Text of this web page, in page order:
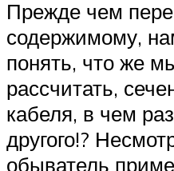
Прежде чем
содержимому,
понять, что же
рассчитать,
кабеля, в чем
другого!?
обыватель